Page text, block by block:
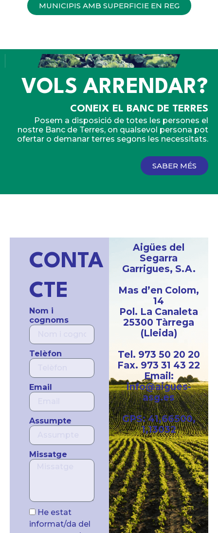
MUNICIPIS AMB SUPERFICIE EN REG
VOLS ARRENDAR?
CONEIX EL BANC DE TERRES
Posem a disposició de totes les persones el
nostre Banc de Terres, on qualsevol persona pot
ofertar o demanar terres segons les necessitats.
SABER MÉS
CONTA
CTE
Nom i
cognoms
Telèfon
Email
Assumpte
Missatge
He estat
informat/da del
Aigües del
Segarra
Garrigues, S.A.
Mas d’en Colom,
14
Pol. La Canaleta
25300 Tàrrega
(Lleida)
Tel. 973 50 20 20
Fax. 973 31 43 22
Email:
info@aigues-
asg.es
GPS: 41,66500,
1,13032